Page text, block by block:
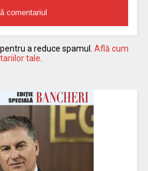
a reduce spamul. Află cum
tale.